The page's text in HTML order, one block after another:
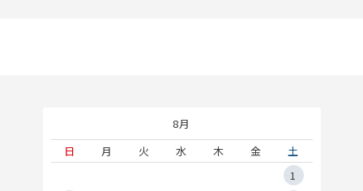
8月
日
月 火 水 木 金
土
1